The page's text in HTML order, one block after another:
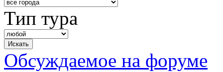
Тип тура
Обсуждаемое на форуме